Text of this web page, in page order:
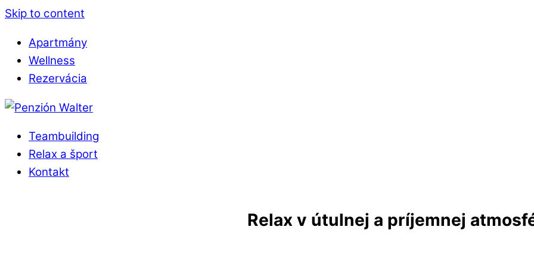
Skip to content
Apartmány
Wellness
Rezervácia
Teambuilding
Relax a šport
Kontakt
Relax v útulnej a príjemnej